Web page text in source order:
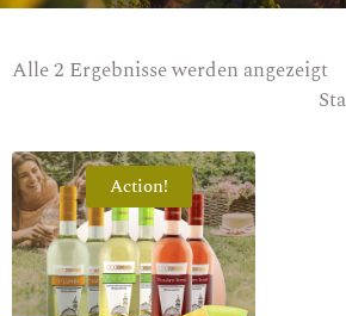
Alle 2 Ergebnisse werden angezeigt
Action!